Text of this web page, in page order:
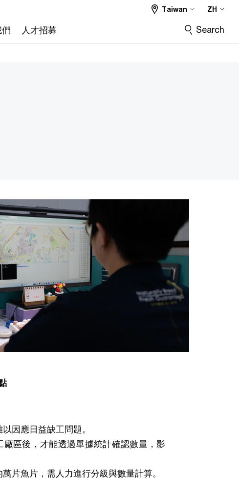
人才招募
Taiwan ZH
Search
因應日益缺工問題。
廠區後，才能透過單據統計確認數量，影
片魚片，需人力進行分級與數量計算。